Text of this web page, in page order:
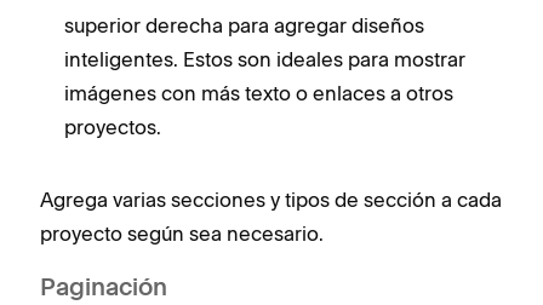
superior derecha para agregar diseños
inteligentes. Estos son ideales para mostrar
imágenes con más texto o enlaces a otros
proyectos.
Agrega varias secciones y tipos de sección a cada
proyecto según sea necesario.
Paginación